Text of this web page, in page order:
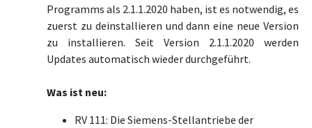
Programms als 2.1.1.2020 haben, ist es notwendig, es
zuerst zu deinstallieren und dann eine neue Version
zu installieren. Seit Version 2.1.1.2020 werden
Updates automatisch wieder durchgeführt.
Was ist neu:
RV 111: Die Siemens-Stellantriebe der